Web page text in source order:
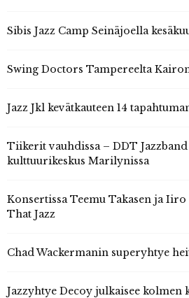
Sibis Jazz Camp Seinäjoella
Swing Doctors Tampereelta
Jazz Jkl kevätkauteen 14
Tiikerit vauhdissa – DDT
kulttuurikeskus Marilynissa
Konsertissa Teemu Takasen ja
That Jazz
Chad Wackermanin superyhtye
Jazzyhtye Decoy julkaisee kolmen